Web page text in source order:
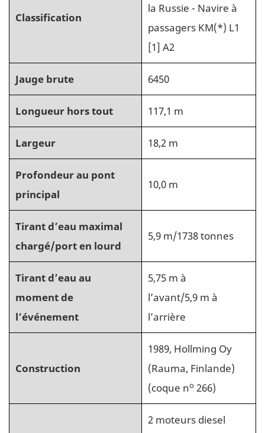
Classification
la Russie - Navire à
passagers KM(*) L1
[1] A2
Jauge brute 6450
Longueur hors tout 117,1 m
Largeur 18,2 m
Profondeur au pont
principal
10,0 m
Tirant d’eau maximal
chargé/port en lourd
5,9 m/1738 tonnes
Tirant d’eau au
moment de
l’événement
5,75 m à
l’avant/5,9 m à
l’arrière
Construction
1989, Hollming Oy
(Rauma, Finlande)
(coque no 266)
2 moteurs diesel